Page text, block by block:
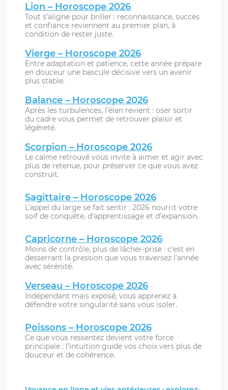
Lion – Horoscope 2026
Tout s’aligne pour briller : reconnaissance, succès
et confiance reviennent au premier plan, à
condition de rester juste.
Vierge – Horoscope 2026
Entre adaptation et patience, cette année prépare
en douceur une bascule décisive vers un avenir
plus stable.
Balance – Horoscope 2026
Après les turbulences, l’élan revient : oser sortir
du cadre vous permet de retrouver plaisir et
légèreté.
Scorpion – Horoscope 2026
Le calme retrouvé vous invite à aimer et agir avec
plus de retenue, pour préserver ce que vous avez
construit.
Sagittaire – Horoscope 2026
L’appel du large se fait sentir : 2026 nourrit votre
soif de conquête, d’apprentissage et d’expansion.
Capricorne – Horoscope 2026
Moins de contrôle, plus de lâcher-prise : c’est en
desserrant la pression que vous traversez l’année
avec sérénité.
Verseau – Horoscope 2026
Indépendant mais exposé, vous apprenez à
défendre votre singularité sans vous isoler.
Poissons – Horoscope 2026
Ce que vous ressentez devient votre force
principale : l’intuition guide vos choix vers plus de
douceur et de cohérence.